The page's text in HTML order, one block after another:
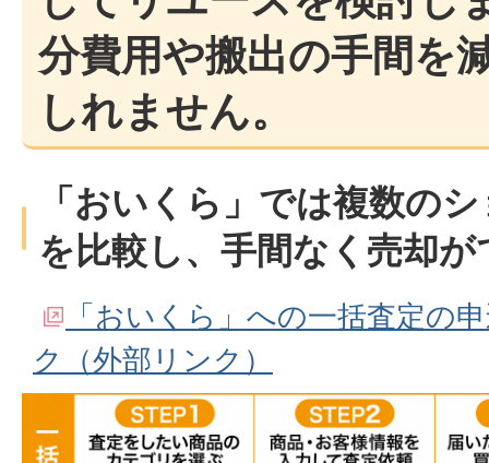
分費用や搬出の手間を
しれません。
「おいくら」では複数の
を比較し、手間なく売却
「おいくら」への一括査定の
ク（外部リンク）